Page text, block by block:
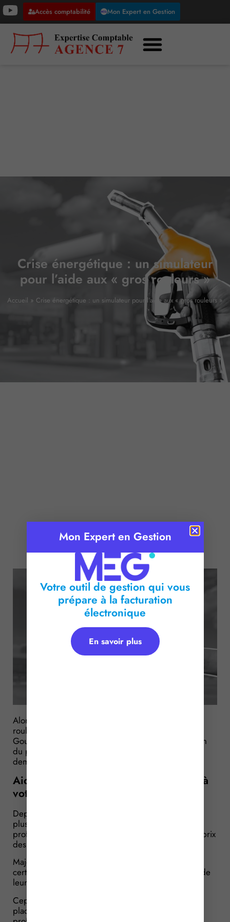
Accès comptabilité Mon Expert en Gestion
Crise énergétique : un simulateur
pour l’aide aux « gros rouleurs »
Accueil » Crise énergétique : un simulateur pour l’aide aux « gros rouleurs »
Publié le :
Temps de lecture : < 1 minute
Alors que l’aide pour les professionnels « gros
rouleurs » a été officialisée et détaillée par le
Gouvernement, un simulateur est mis à la disposition
du public pour accompagner les potentiels
demandeurs…
Aide aux gros rouleurs : un simulateur à
votre disposition
Depuis avril 2026, le Gouvernement a annoncé
plusieurs aides sectorielles afin d’aider les
professionnels les plus impactés par la hausse des prix
des carburants.
Majoritairement sectorisées, ces aides s’adressent à
certaines catégories de professionnels en fonction de
leurs activités.
Cependant, une aide plus générale a été mise en
place en se basant plus sur les ressources des
Mon Expert en Gestion
Votre outil de gestion qui vous
prépare à la facturation
électronique
En savoir plus